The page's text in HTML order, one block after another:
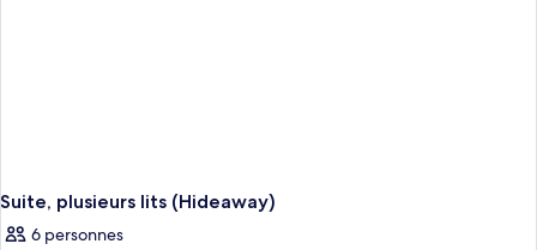
Suite, plusieurs lits (Hideaway)
6 personnes